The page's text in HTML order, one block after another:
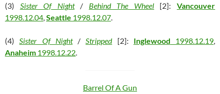
(3) Sister Of Night/ Behind The Wheel[2]:Vancouver
1998.12.04,Seattle 1998.12.07.
(4)Sister Of Night/Stripped[2]: Inglewood 1998.12.19,
Anaheim 1998.12.22.
Barrel Of A Gun